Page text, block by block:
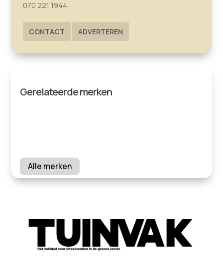
070 221 1944
CONTACT ADVERTEREN
Gerelateerde merken
Alle merken